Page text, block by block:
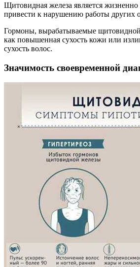
Щитовидная железа является
привести к нарушению работы других
Гормоны, вырабатываемые
как повышенная сухость кожи или
сухость волос.
Значимость своевременной